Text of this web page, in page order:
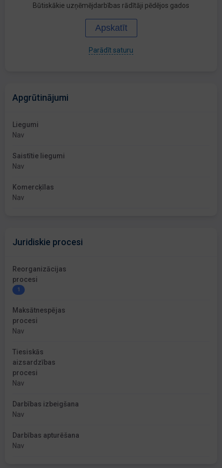
Būtiskākie uzņēmējdarbības rādītāji pēdējos gados
Apskatīt
Parādīt saturu
Apgrūtinājumi
Liegumi
Nav
Saistītie liegumi
Nav
Komercķīlas
Nav
Juridiskie procesi
Reorganizācijas
procesi
1
Maksātnespējas
procesi
Nav
Tiesiskās
aizsardzības
procesi
Nav
Darbības izbeigšana
Nav
Darbības apturēšana
Nav